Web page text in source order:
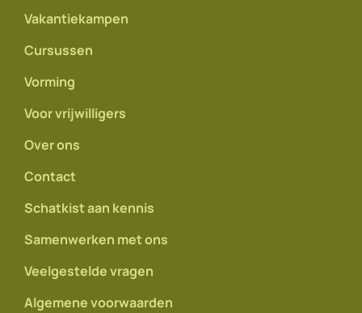
Vakantiekampen
Cursussen
Vorming
Voor vrijwilligers
Over ons
Contact
Schatkist aan kennis
Samenwerken met ons
Veelgestelde vragen
Algemene voorwaarden